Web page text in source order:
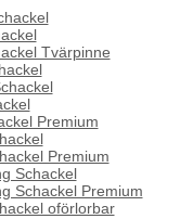
Tvärpinne
Premium
Premium
Schackel
Schackel Premium
oförlorbar
A T6ST
w.
typ A T6ST